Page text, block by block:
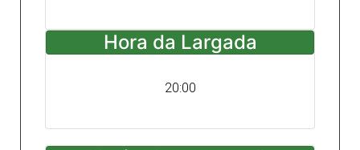
Hora da Largada
20:00